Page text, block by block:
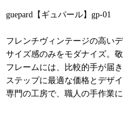
guepard【ギュパール】gp-01
フレンチヴィンテージの高い
サイズ感のみをモダナイズ。
フレームには、比較的手が届
ステップに最適な価格とデザイ
専門の工房で、職人の手作業